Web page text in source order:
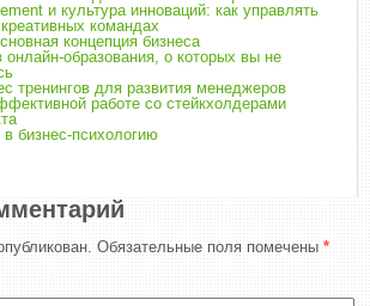
и культура инноваций: как управлять
командах
концепция бизнеса
онлайн-образования, о которых вы не
тренингов для развития менеджеров
работе со стейкхолдерами
бизнес-психологию
Обязательные поля помечены *